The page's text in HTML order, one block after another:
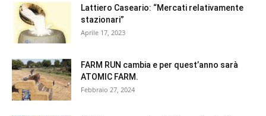
Lattiero Caseario: “Mercati relativamente
stazionari”
Aprile 17, 2023
FARM RUN cambia e per quest’anno sarà
ATOMIC FARM.
Febbraio 27, 2024